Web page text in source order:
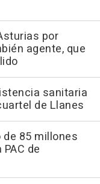
por
agente, que
sanitaria
de Llanes
85 millones
de